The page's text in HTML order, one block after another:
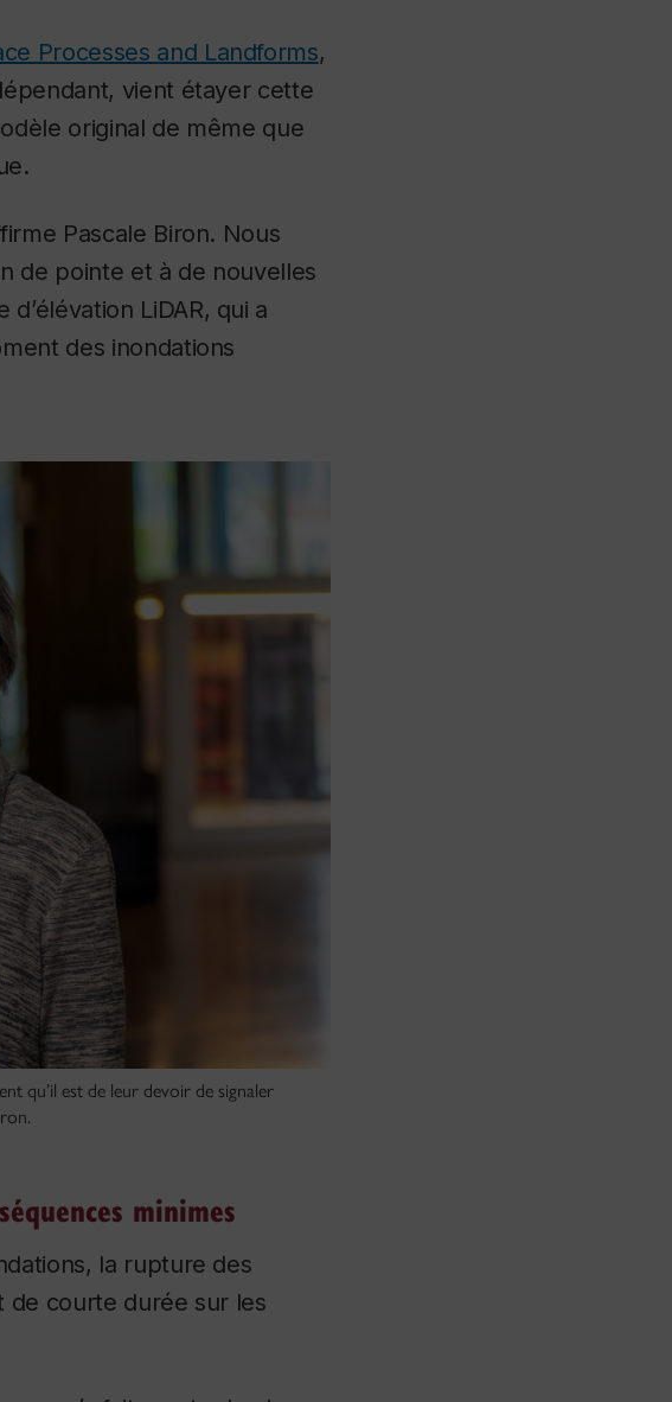
Processes and Landforms,
vient étayer cette
original de même que
.
Pascale Biron. Nous
de pointe et à de nouvelles
LiDAR, qui a
des inondations
qu’il est de leur devoir de signaler
minimes
la rupture des
de courte durée sur les